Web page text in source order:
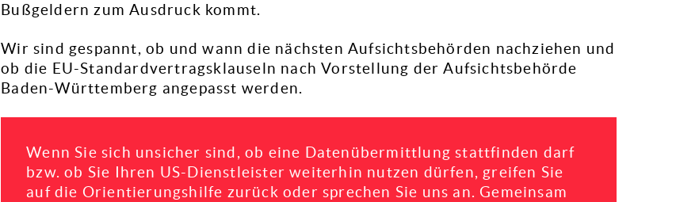
Bußgeldern zum Ausdruck kommt.
Wir sind gespannt, ob und wann die nächsten Aufsichtsbehörden nachziehen und
ob die EU-Standardvertragsklauseln nach Vorstellung der Aufsichtsbehörde
Baden-Württemberg angepasst werden.
Wenn Sie sich unsicher sind, ob eine Datenübermittlung stattfinden darf
bzw. ob Sie Ihren US-Dienstleister weiterhin nutzen dürfen, greifen Sie
auf die Orientierungshilfe zurück oder sprechen Sie uns an. Gemeinsam